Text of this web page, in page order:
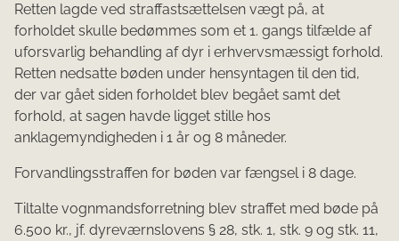
Retten lagde ved straffastsættelsen vægt på, at
forholdet skulle bedømmes som et 1. gangs tilfælde af
uforsvarlig behandling af dyr i erhvervsmæssigt forhold.
Retten nedsatte bøden under hensyntagen til den tid,
der var gået siden forholdet blev begået samt det
forhold, at sagen havde ligget stille hos
anklagemyndigheden i 1 år og 8 måneder.
Forvandlingsstraffen for bøden var fængsel i 8 dage.
Tiltalte vognmandsforretning blev straffet med bøde på
6.500 kr., jf. dyreværnslovens § 28, stk. 1, stk. 9 og stk. 11,